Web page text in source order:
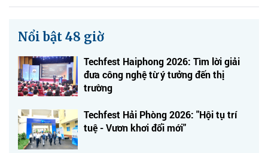
Nổi bật 48 giờ
Techfest Haiphong 2026: Tìm lời giải
đưa công nghệ từ ý tưởng đến thị
trường
Techfest Hải Phòng 2026: "Hội tụ trí
tuệ - Vươn khơi đổi mới"